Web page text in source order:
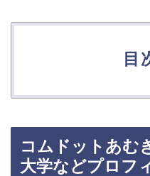
目
コムドットあむ
大学などプロフ